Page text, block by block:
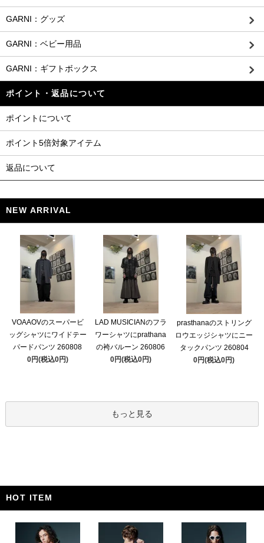
GARNI：グッズ
GARNI：ベビー用品
GARNI：ギフトボックス
ポイント・返品について
ポイントについて
ポイント5倍対象アイテム
返品について
NEW ARRIVAL
VOAAOVのスーパービ
ッグシャツにワイドテー
パードパンツ 260808
0円(税込0円)
LAD MUSICIANのフラ
ワーシャツにprathana
の袴バルーン 260806
0円(税込0円)
prasthanaのストリング
ロウエッジシャツにニー
タックパンツ 260804
0円(税込0円)
もっと見る
HOT ITEM